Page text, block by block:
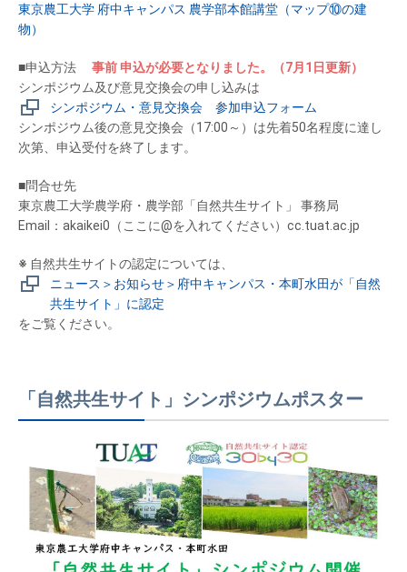
東京農工大学 府中キャンパス 農学部本館講堂（マップ⑩の建
物）
■申込方法 事前 申込が必要となりました。
（7月1日更新）
シンポジウム及び意見交換会の申し込みは
シンポジウム・意見交換会 参加申込フォーム
シンポジウム後の意見交換会（17:00～）は先着50名程度に達し
次第、申込受付を終了します。
■問合せ先
東京農工大学農学府・農学部「自然共生サイト」 事務局
Email：akaikei0（ここに@を入れてください）cc.tuat.ac.jp
※ 自然共生サイトの認定については、
ニュース＞お知らせ＞府中キャンパス・本町水田が「自然
共生サイト」に認定
をご覧ください。
「自然共生サイト」シンポジウムポスター